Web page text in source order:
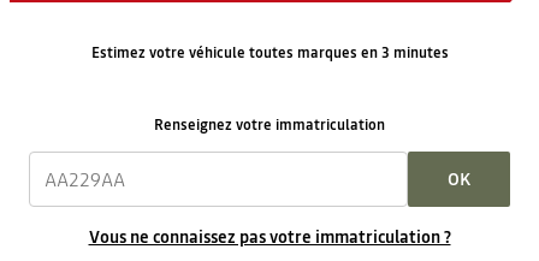
Estimez votre véhicule toutes marques en 3 minutes
Renseignez votre immatriculation
OK
Vous ne connaissez pas votre immatriculation ?